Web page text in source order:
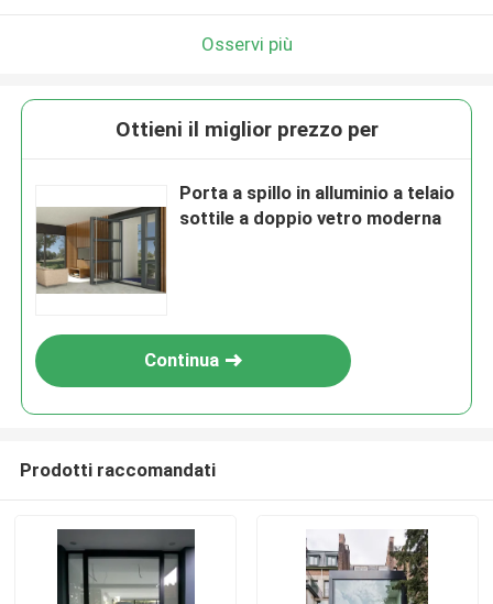
Osservi più
Ottieni il miglior prezzo per
Porta a spillo in alluminio a telaio
sottile a doppio vetro moderna
Continua
Prodotti raccomandati